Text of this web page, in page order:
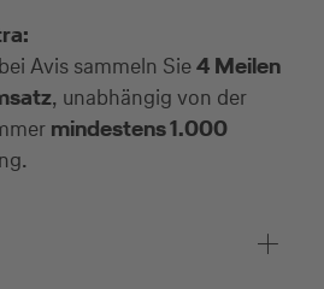
Avis sammeln Sie4 Meilen
, unabhängig von der
mindestens 1.000